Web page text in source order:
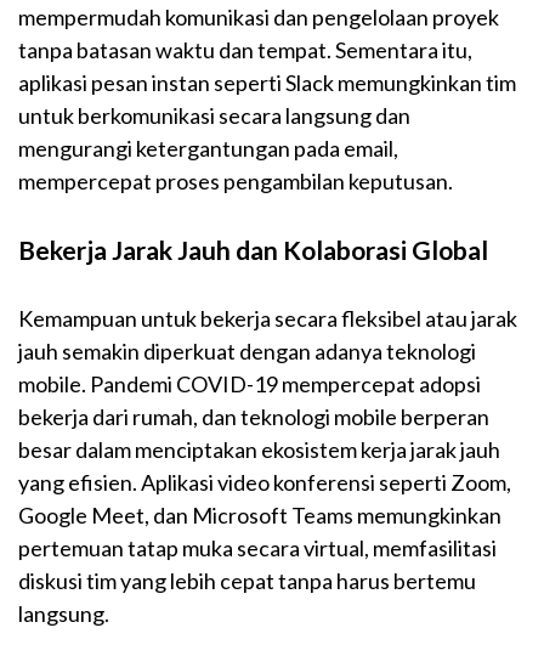
mempermudah komunikasi dan pengelolaan proyek
tanpa batasan waktu dan tempat. Sementara itu,
aplikasi pesan instan seperti Slack memungkinkan tim
untuk berkomunikasi secara langsung dan
mengurangi ketergantungan pada email,
mempercepat proses pengambilan keputusan.
Bekerja Jarak Jauh dan Kolaborasi Global
Kemampuan untuk bekerja secara fleksibel atau jarak
jauh semakin diperkuat dengan adanya teknologi
mobile. Pandemi COVID-19 mempercepat adopsi
bekerja dari rumah, dan teknologi mobile berperan
besar dalam menciptakan ekosistem kerja jarak jauh
yang efisien. Aplikasi video konferensi seperti Zoom,
Google Meet, dan Microsoft Teams memungkinkan
pertemuan tatap muka secara virtual, memfasilitasi
diskusi tim yang lebih cepat tanpa harus bertemu
langsung.